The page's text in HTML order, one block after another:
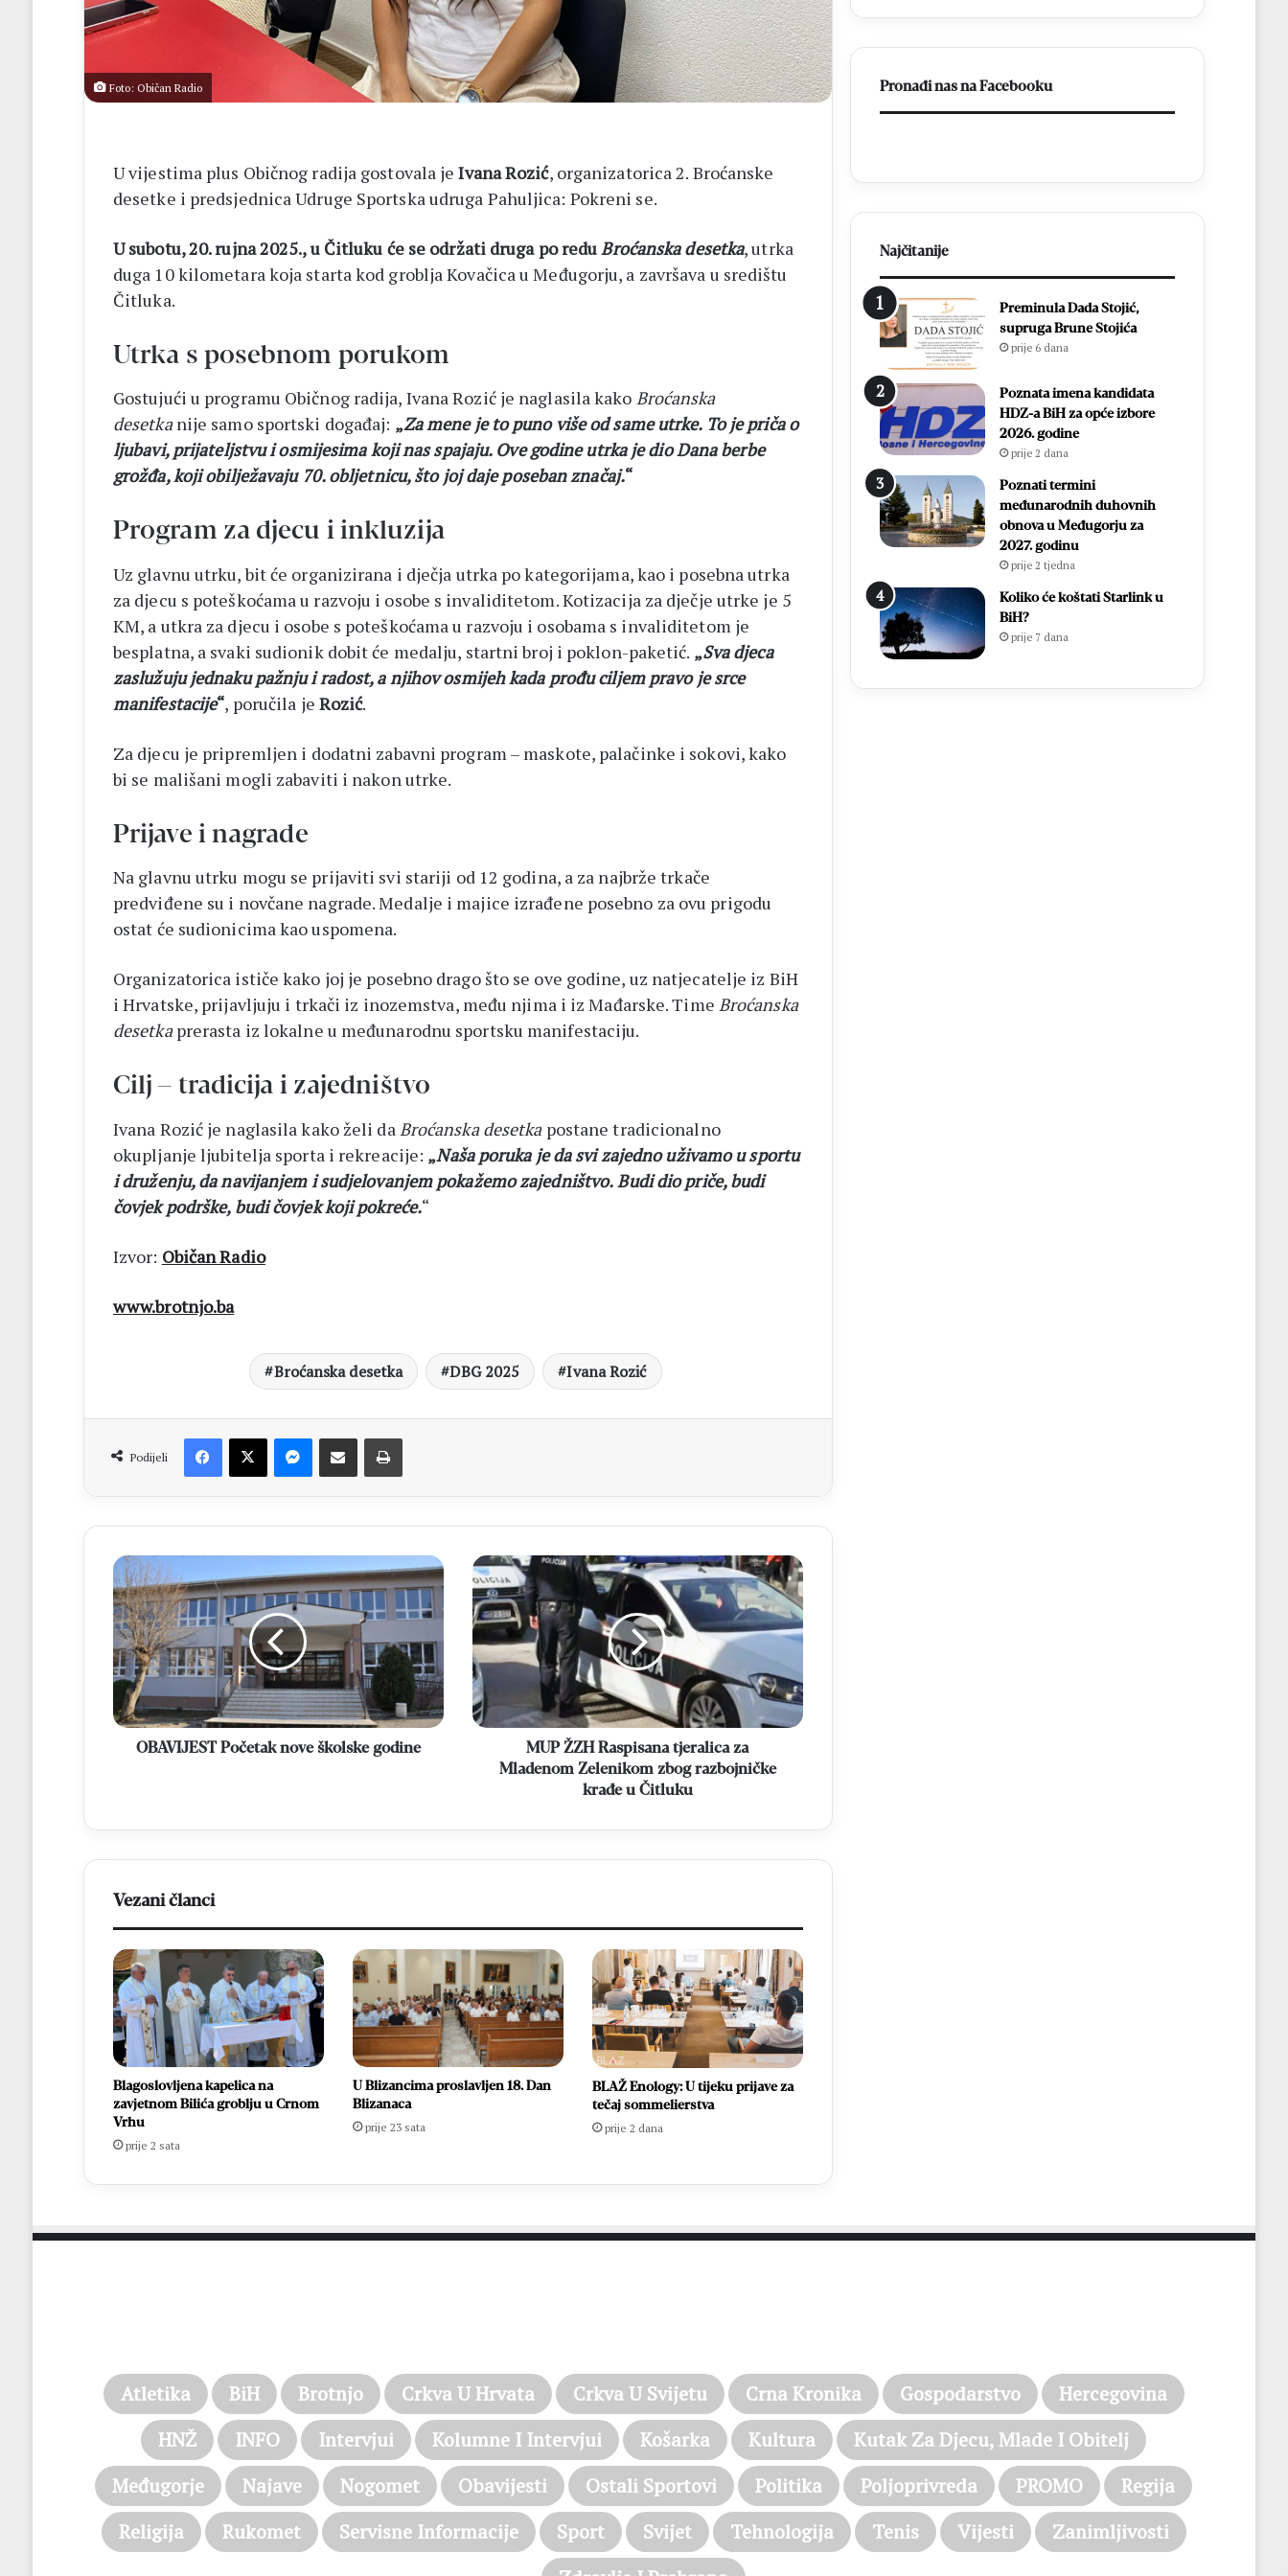
Foto: Običan Radio
U vijestima plus Običnog radija gostovala je Ivana Rozić, organizatorica 2. Broćanske
desetke i predsjednica Udruge Sportska udruga Pahuljica: Pokreni se.
U subotu, 20. rujna 2025., u Čitluku će se održati druga po redu Broćanska desetka, utrka
duga 10 kilometara koja starta kod groblja Kovačica u Međugorju, a završava u središtu
Čitluka.
Utrka s posebnom porukom
Gostujući u programu Običnog radija, Ivana Rozić je naglasila kako Broćanska
desetkanije samo sportski događaj: „Za mene je to puno više od same utrke. To je priča o
ljubavi, prijateljstvu i osmijesima koji nas spajaju. Ove godine utrka je dio Dana berbe
grožđa, koji obilježavaju 70. obljetnicu, što joj daje poseban značaj.“
Program za djecu i inkluzija
Uz glavnu utrku, bit će organizirana i dječja utrka po kategorijama, kao i posebna utrka
za djecu s poteškoćama u razvoju i osobe s invaliditetom. Kotizacija za dječje utrke je 5
KM, a utkra za djecu i osobe s poteškoćama u razvoju i osobama s invaliditetom je
besplatna, a svaki sudionik dobit će medalju, startni broj i poklon-paketić. „Sva djeca
zaslužuju jednaku pažnju i radost, a njihov osmijeh kada prođu ciljem pravo je srce
manifestacije“, poručila je Rozić.
Za djecu je pripremljen i dodatni zabavni program – maskote, palačinke i sokovi, kako
bi se mališani mogli zabaviti i nakon utrke.
Prijave i nagrade
Na glavnu utrku mogu se prijaviti svi stariji od 12 godina, a za najbrže trkače
predviđene su i novčane nagrade. Medalje i majice izrađene posebno za ovu prigodu
ostat će sudionicima kao uspomena.
Organizatorica ističe kako joj je posebno drago što se ove godine, uz natjecatelje iz BiH
i Hrvatske, prijavljuju i trkači iz inozemstva, među njima i iz Mađarske. Time Broćanska
desetkaprerasta iz lokalne u međunarodnu sportsku manifestaciju.
Cilj – tradicija i zajedništvo
Ivana Rozić je naglasila kako želi da Broćanska desetkapostane tradicionalno
okupljanje ljubitelja sporta i rekreacije: „Naša poruka je da svi zajedno uživamo u sportu
i druženju, da navijanjem i sudjelovanjem pokažemo zajedništvo. Budi dio priče, budi
čovjek podrške, budi čovjek koji pokreće.“
Izvor: Običan Radio
www.brotnjo.ba
Broćanska desetka DBG 2025 Ivana Rozić
Podijeli
Facebook
X MessengerDijeli putem Emaila Printaj
OBAVIJEST
Početak
nove
školske godine
OBAVIJEST Početak nove školske godine
MUP
ŽZH
Raspisana
tjeralica
za
Mladenom
Zelenikom
zbog
razbojničke
MUP ŽZH Raspisana tjeralica za
Mladenom Zelenikom zbog razbojničke
krađe u Čitluku
Vezani članci
Blagoslovljena kapelica na
zavjetnom Bilića groblju u Crnom
Vrhu
prije 2 sata
U Blizancima proslavljen 18. Dan
Blizanaca
prije 23 sata
BLAŽ Enology: U tijeku prijave za
tečaj sommelierstva
prije 2 dana
2026.
Pronađi nas na Facebooku
Najčitanije
Preminula Dada Stojić,
supruga Brune Stojića
prije 6 dana
Poznata imena kandidata
HDZ-a BiH za opće izbore
2026. godine
prije 2 dana
Poznati termini
međunarodnih duhovnih
obnova u Međugorju za
2027. godinu
prije 2 tjedna
Koliko će koštati Starlink u
BiH?
prije 7 dana
Atletika BiH Brotnjo Crkva U Hrvata Crkva U Svijetu Crna Kronika Gospodarstvo
Hercegovina
HNŽ
INFO Intervjui Kolumne I Intervjui Košarka Kultura
Kutak Za Djecu, Mlade I Obitelj
Međugorje
Najave Nogomet Obavijesti Ostali Sportovi Politika Poljoprivreda PROMO
Regija
Religija
Rukomet Servisne Informacije Sport Svijet Tehnologija Tenis Vijesti
Zanimljivosti